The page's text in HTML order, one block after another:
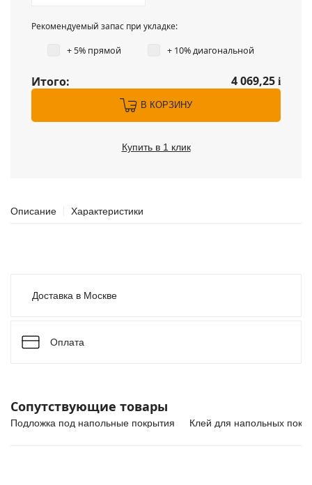
Рекомендуемый запас при укладке:
+ 5% прямой + 10% диагональной
Итого: 4 069,25 i
В КОРЗИНУ
Купить в 1 клик
Описание Характеристики
Доставка в Москве
Оплата
Сопутствующие товары
Подложка под напольные покрытия Клей для напольных